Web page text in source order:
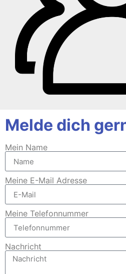
Melde dich
Mein Name
Meine E-Mail Adresse
Meine Telefonnummer
Nachricht